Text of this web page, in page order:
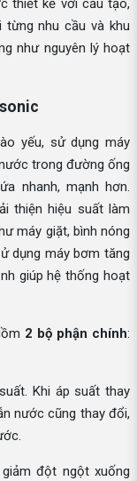
thiết kế với cấu tạo,
từng nhu cầu và khu
như nguyên lý hoạt
yếu, sử dụng máy
trong đường ống
nhanh, mạnh hơn.
thiện hiệu suất làm
máy giặt, bình nóng
dụng máy bơm tăng
giúp hệ thống hoạt
2 bộ phận chính:
Khi áp suất thay
nước cũng thay đổi,
đột ngột xuống